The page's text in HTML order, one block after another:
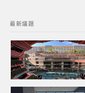
最新議題